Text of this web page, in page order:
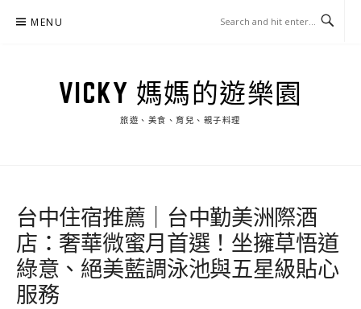
MENU
VICKY 媽媽的遊樂園
旅遊、美食、育兒、親子料理
台中住宿推薦｜台中勤美洲際酒
店：奢華微蜜月首選！坐擁草悟道
綠意、絕美藍調泳池與五星級貼心
服務